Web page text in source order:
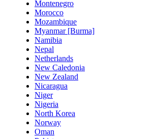
Montenegro
Morocco
Mozambique
Myanmar [Burma]
Namibia
Nepal
Netherlands
New Caledonia
New Zealand
Nicaragua
Niger
Nigeria
North Korea
Norway
Oman